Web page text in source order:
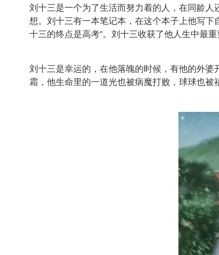
刘十三是一个为了生活而努力着的人，在同龄
想。刘十三有一本笔记本，在这个本子上他写
十三的终点是高考”。刘十三收获了他人生中最
刘十三是幸运的，在他落魄的时候，有他的外
霜，他生命里的一道光也被病魔打败，球球也